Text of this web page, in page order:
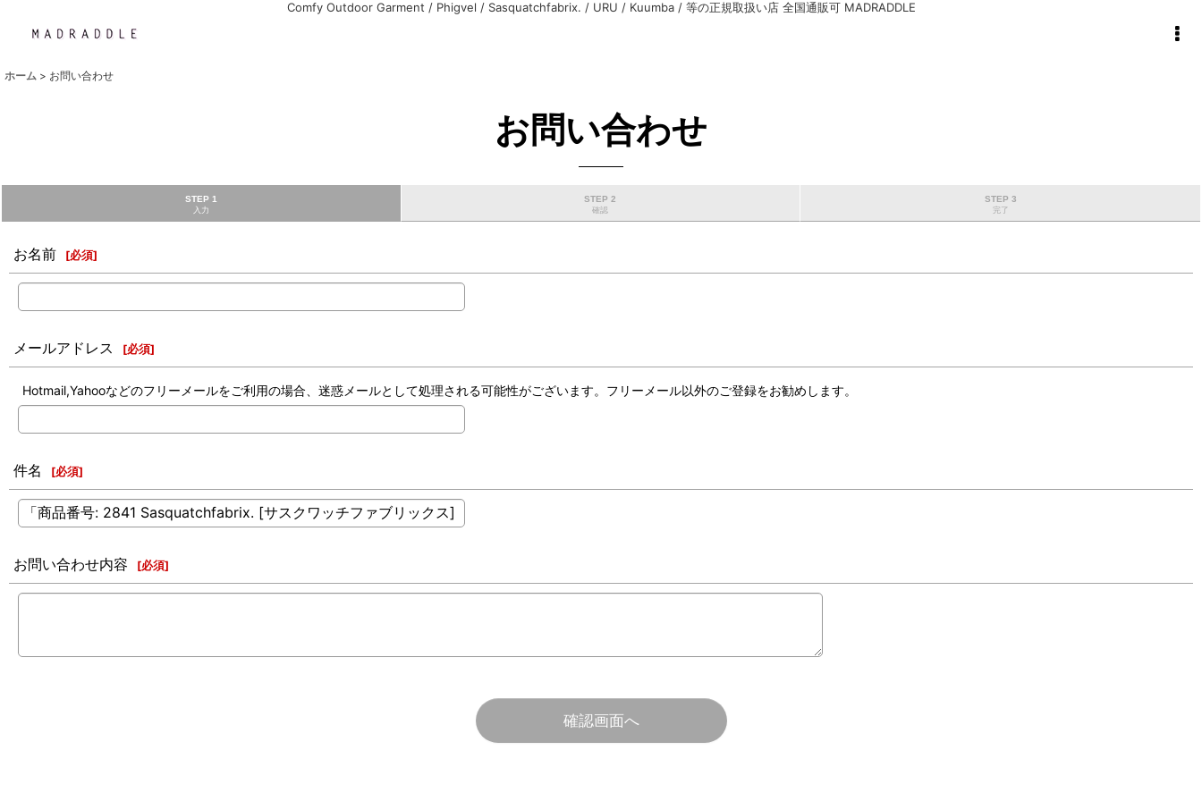
Comfy Outdoor Garment / Phigvel / Sasquatchfabrix. / URU / Kuumba / 等の正規取扱い店 全国通販可 MADRADDLE
ホーム > お問い合わせ
お問い合わせ
STEP 1
入力
STEP 2
確認
STEP 3
完了
お名前 [必須]
メールアドレス [必須]
Hotmail,Yahooなどのフリーメールをご利用の場合、迷惑メールとして処理される可能性がございます。フリーメール以外のご登録をお勧めします。
件名 [必須]
お問い合わせ内容 [必須]
確認画面へ